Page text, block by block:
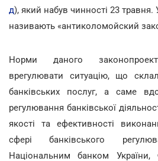
д), який набув чинності 23 травня.
називають «антиколомойский
Норми даного
врегулювати ситуацію, що
банківських послуг, а саме
регулювання банківської
якості та ефективності
сфері банківського
Національним банком України,